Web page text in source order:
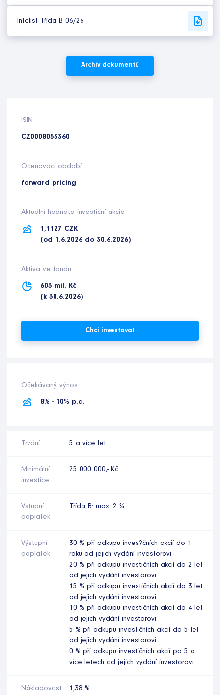
Infolist Třída B 06/26
Archiv dokumentů
ISIN
CZ0008053360
Oceňovací období
forward pricing
Aktuální hodnota investiční akcie
1,1127 CZK
(od 1.6.2026 do 30.6.2026)
Aktiva ve fondu
603 mil. Kč
(k 30.6.2026)
Chci investovat
Očekávaný výnos
8% - 10% p.a.
Trvání 5 a více let.
Minimální
investice
25 000 000,- Kč
Vstupní
poplatek
Třída B: max. 2 %
Výstupní
poplatek
30 % při odkupu inves?čních akcií do 1
roku od jejich vydání investorovi
20 % při odkupu investičních akcií do 2 let
od jejich vydání investorovi
15 % při odkupu investičních akcií do 3 let
od jejich vydání investorovi
10 % při odkupu investičních akcií do 4 let
od jejich vydání investorovi
5 % při odkupu investičních akcií do 5 let
od jejich vydání investorovi
0 % při odkupu investičních akcií po 5 a
více letech od jejich vydání investorovi
Nákladovost
1,38 %